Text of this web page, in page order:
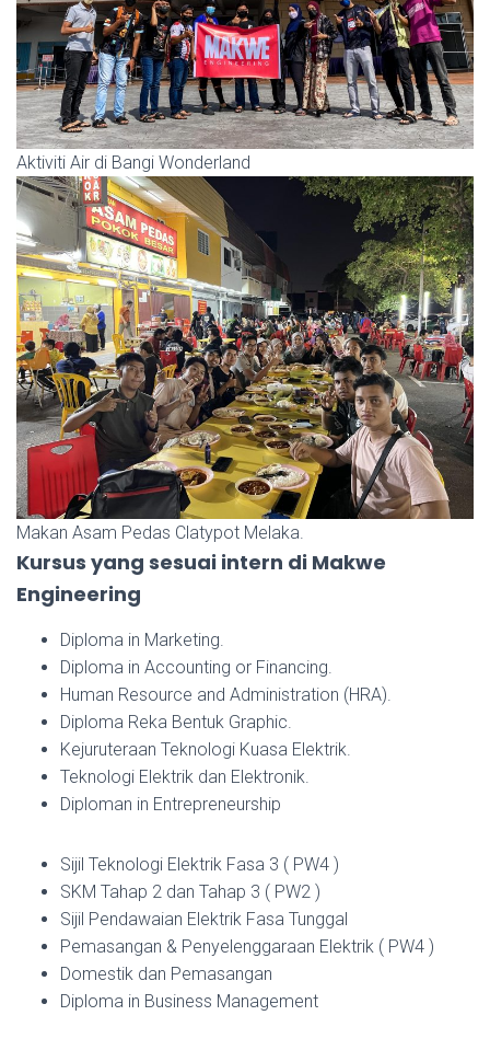
Aktiviti Air di Bangi Wonderland
Makan Asam Pedas Clatypot Melaka.
Kursus yang sesuai intern di Makwe
Engineering
Diploma in Marketing.
Diploma in Accounting or Financing.
Human Resource and Administration (HRA).
Diploma Reka Bentuk Graphic.
Kejuruteraan Teknologi Kuasa Elektrik.
Teknologi Elektrik dan Elektronik.
Diploman in Entrepreneurship
Sijil Teknologi Elektrik Fasa 3 ( PW4 )
SKM Tahap 2 dan Tahap 3 ( PW2 )
Sijil Pendawaian Elektrik Fasa Tunggal
Pemasangan & Penyelenggaraan Elektrik ( PW4 )
Domestik dan Pemasangan
Diploma in Business Management